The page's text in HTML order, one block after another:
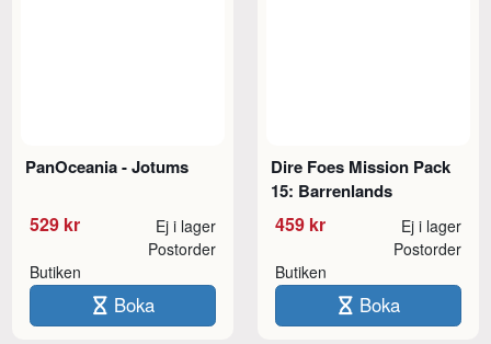
PanOceania - Jotums
529 kr Ej i lager
Butiken
Postorder
Boka
Dire Foes Mission Pack
15: Barrenlands
459 kr Ej i lager
Butiken
Postorder
Boka